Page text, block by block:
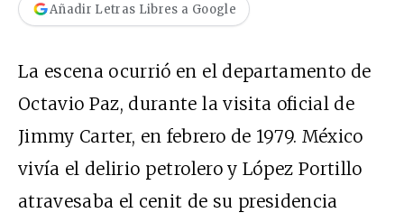
Añadir Letras Libres a Google
La escena ocurrió en el departamento de
Octavio Paz, durante la visita oficial de
Jimmy Carter, en febrero de 1979. México
vivía el delirio petrolero y López Portillo
atravesaba el cenit de su presidencia